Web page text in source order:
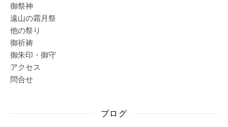
御祭神
遠山の霜月祭
他の祭り
御祈祷
御朱印・御守
アクセス
問合せ
ブログ